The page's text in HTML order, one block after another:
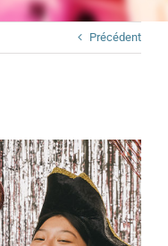
Précédent